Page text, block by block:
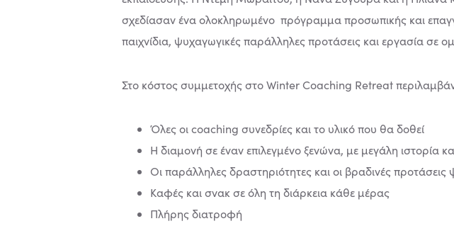
σχεδίασαν ένα ολοκληρωμένο πρόγραμμα προσωπικής και
παιχνίδια, ψυχαγωγικές παράλληλες προτάσεις και εργασία σε
Στο κόστος συμμετοχής στο Winter Coaching Retreat
Όλες οι coaching συνεδρίες και το υλικό που θα δοθεί
Η διαμονή σε έναν επιλεγμένο ξενώνα, με μεγάλη ιστορία
Οι παράλληλες δραστηριότητες και οι βραδινές
Καφές και σνακ σε όλη τη διάρκεια κάθε μέρας
Πλήρης διατροφή